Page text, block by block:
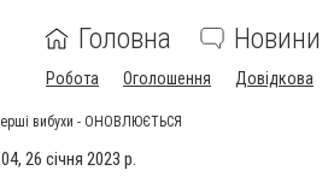
Головна Новини
Робота Оголошення Довідкова
вибухи - ОНОВЛЮЄТЬСЯ
26 січня 2023 р.